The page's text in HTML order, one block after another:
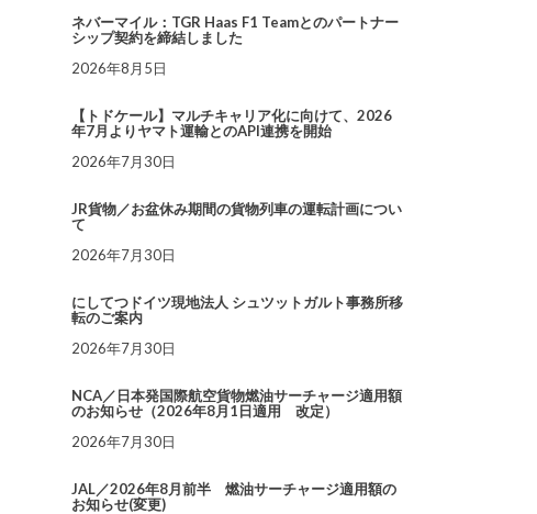
ネバーマイル：TGR Haas F1 Teamとのパートナー
シップ契約を締結しました
2026年8月5日
【トドケール】マルチキャリア化に向けて、2026
年7月よりヤマト運輸とのAPI連携を開始
2026年7月30日
JR貨物／お盆休み期間の貨物列車の運転計画につい
て
2026年7月30日
にしてつドイツ現地法人 シュツットガルト事務所移
転のご案内
2026年7月30日
NCA／日本発国際航空貨物燃油サーチャージ適用額
のお知らせ（2026年8月1日適用 改定）
2026年7月30日
JAL／2026年8月前半 燃油サーチャージ適用額の
お知らせ(変更)